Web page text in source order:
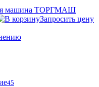
машина ТОРГМАШ
Запросить цену
45